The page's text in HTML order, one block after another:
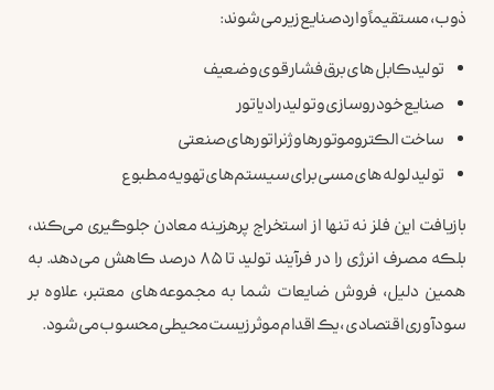
ذوب، مستقیماً وارد صنایع زیر می‌شوند:
تولید کابل‌های برق فشار قوی و ضعیف
صنایع خودروسازی و تولید رادیاتور
ساخت الکتروموتورها و ژنراتورهای صنعتی
تولید لوله‌های مسی برای سیستم‌های تهویه مطبوع
بازیافت این فلز نه تنها از استخراج پرهزینه معادن جلوگیری می‌کند،
بلکه مصرف انرژی را در فرآیند تولید تا ۸۵ درصد کاهش می‌دهد. به
همین دلیل، فروش ضایعات شما به مجموعه‌های معتبر، علاوه بر
سودآوری اقتصادی، یک اقدام موثر زیست‌محیطی محسوب می‌شود.